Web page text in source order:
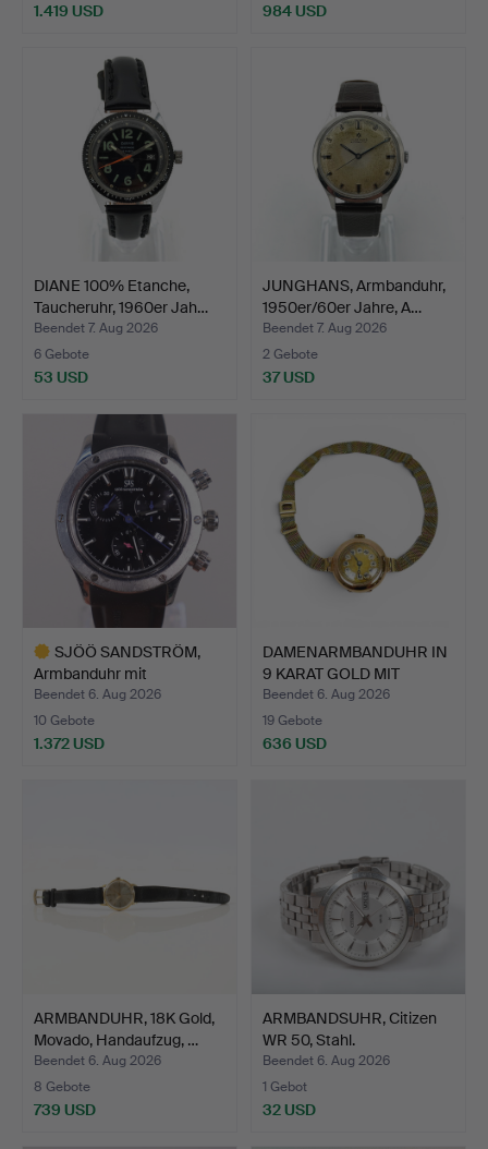
1.419 USD 984 USD
DIANE 100% Etanche,
Taucheruhr, 1960er Jah…
Beendet 7. Aug 2026
6 Gebote
53 USD
JUNGHANS, Armbanduhr,
1950er/60er Jahre, A…
Beendet 7. Aug 2026
2 Gebote
37 USD
SJÖÖ SANDSTRÖM,
Armbanduhr mit
Chronograph…
Beendet 6. Aug 2026
10 Gebote
1.372 USD
DAMENARMBANDUHR IN
9 KARAT GOLD MIT
DREIFA…
Beendet 6. Aug 2026
19 Gebote
636 USD
ARMBANDUHR, 18K Gold,
Movado, Handaufzug, …
Beendet 6. Aug 2026
8 Gebote
739 USD
ARMBANDSUHR, Citizen
WR 50, Stahl.
Beendet 6. Aug 2026
1 Gebot
32 USD